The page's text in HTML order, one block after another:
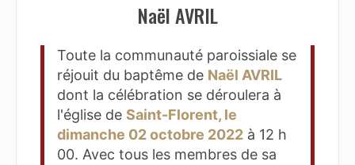
Naël AVRIL
Toute la communauté paroissiale se
réjouit du baptême de Naël AVRIL
dont la célébration se déroulera à
l'église de Saint-Florent, le
dimanche 02 octobre 2022 à 12 h
00. Avec tous les membres de sa